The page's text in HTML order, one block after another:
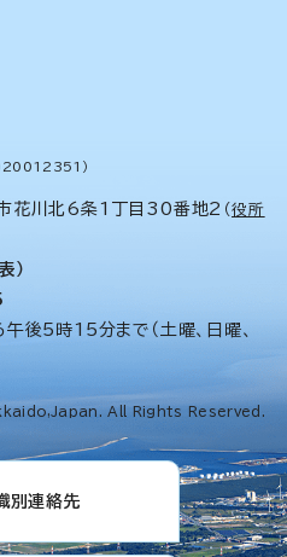
）
川北6条1丁目30番地2 （役所
）
後5時15分まで（土曜、日曜、
All Rights Reserved.
別連絡先